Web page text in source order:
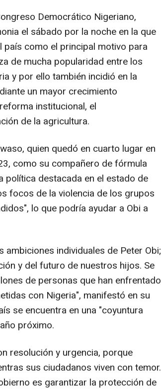
Democrático Nigeriano,
el sábado por la noche en la que
como el principal motivo para
de mucha popularidad entre los
y por ello también incidió en la
un mayor crecimiento
institucional, el
de la agricultura.
quien quedó en cuarto lugar en
como su compañero de fórmula
política destacada en el estado de
focos de la violencia de los grupos
lo que podría ayudar a Obi a
individuales de Peter Obi;
y del futuro de nuestros hijos. Se
de personas que han enfrentado
con Nigeria", manifestó en su
se encuentra en una "coyuntura
próximo.
resolución y urgencia, porque
sus ciudadanos viven con temor.
es garantizar la protección de